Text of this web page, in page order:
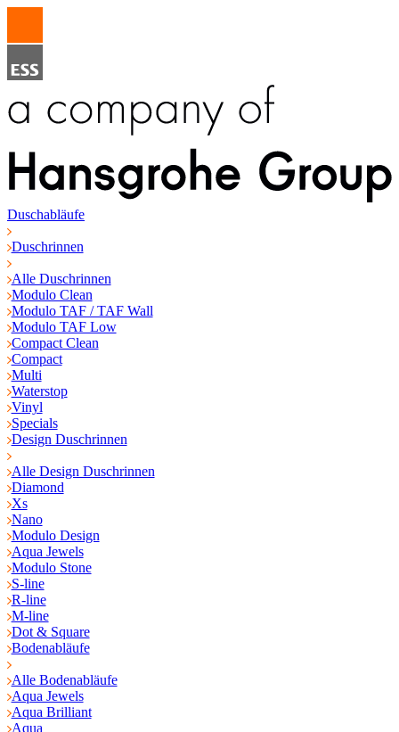
Duschabläufe
Duschrinnen
Alle Duschrinnen
Modulo Clean
Modulo TAF / TAF Wall
Modulo TAF Low
Compact Clean
Compact
Multi
Waterstop
Vinyl
Specials
Design Duschrinnen
Alle Design Duschrinnen
Diamond
Xs
Nano
Modulo Design
Aqua Jewels
Modulo Stone
S-line
R-line
M-line
Dot & Square
Bodenabläufe
Alle Bodenabläufe
Aqua Jewels
Aqua Brilliant
Aqua